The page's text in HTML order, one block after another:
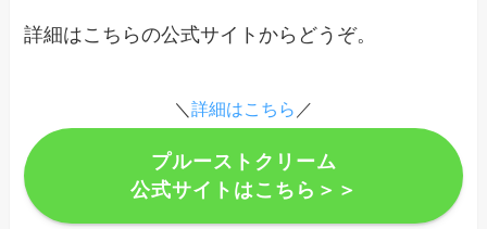
詳細はこちらの公式サイトからどうぞ。
＼ 詳細はこちら ／
プルーストクリーム
公式サイトはこちら＞＞